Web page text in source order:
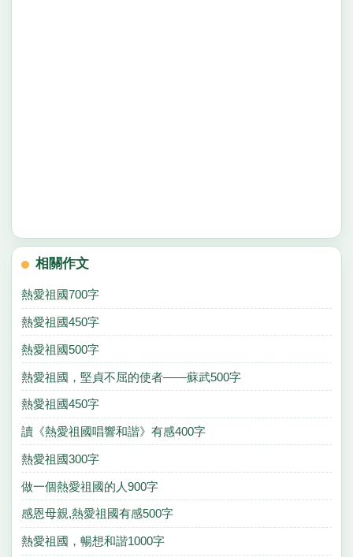
相關作文
熱愛祖國700字
熱愛祖國450字
熱愛祖國500字
熱愛祖國，堅貞不屈的使者——蘇武500字
熱愛祖國450字
讀《熱愛祖國唱響和諧》有感400字
熱愛祖國300字
做一個熱愛祖國的人900字
感恩母親,熱愛祖國有感500字
熱愛祖國，暢想和諧1000字